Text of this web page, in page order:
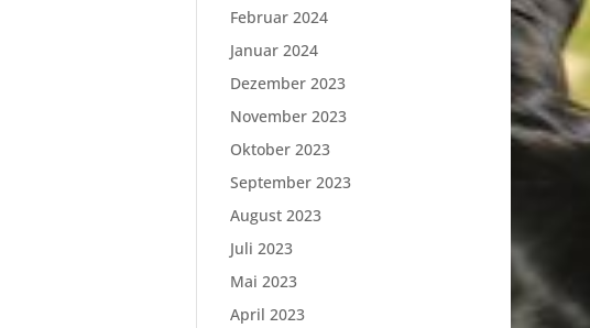
Februar 2024
Januar 2024
Dezember 2023
November 2023
Oktober 2023
September 2023
August 2023
Juli 2023
Mai 2023
April 2023